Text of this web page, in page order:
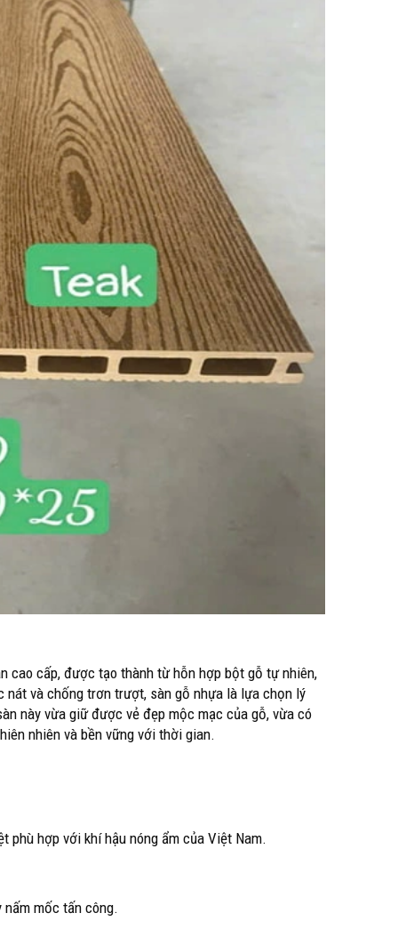
cao cấp, được tạo thành từ hỗn hợp bột gỗ tự nhiên,
nát và chống trơn trượt, sàn gỗ nhựa là lựa chọn lý
này vừa giữ được vẻ đẹp mộc mạc của gỗ, vừa có
nhiên và bền vững với thời gian.
phù hợp với khí hậu nóng ẩm của Việt Nam.
mốc tấn công.